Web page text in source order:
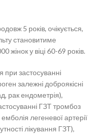
5 років, очікується,
становитиме
жінок у віці 60-69 років.
при застосуванні
залежні доброякісні
рак ендометрія),
ГЗТ тромбоз
легеневої артерії
лікування ГЗТ),